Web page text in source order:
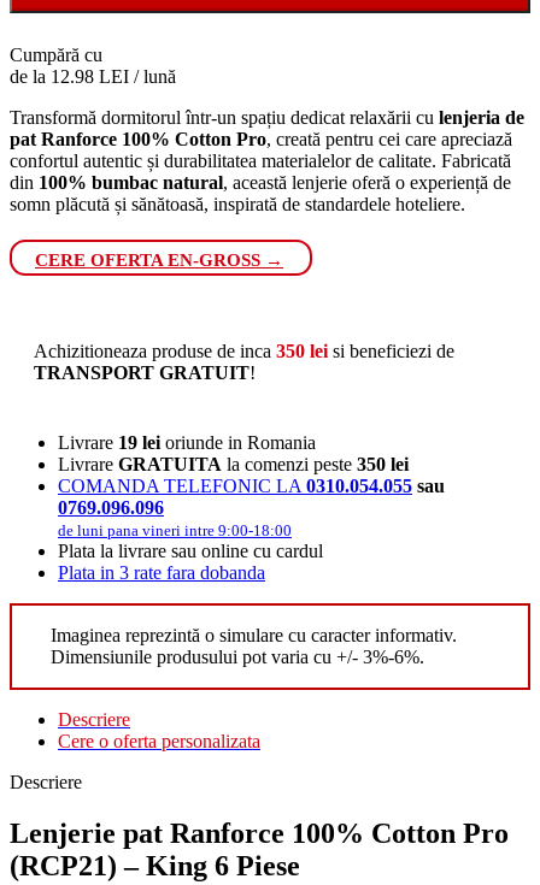
Cumpără cu
de la 12.98 LEI / lună
Transformă dormitorul într-un spațiu dedicat relaxării cu lenjeria de
pat Ranforce 100% Cotton Pro, creată pentru cei care apreciază
confortul autentic și durabilitatea materialelor de calitate. Fabricată
din 100% bumbac natural, această lenjerie oferă o experiență de
somn plăcută și sănătoasă, inspirată de standardele hoteliere.
CERE OFERTA EN-GROSS →
Achizitioneaza produse de inca 350 lei si beneficiezi de
TRANSPORT GRATUIT!
Livrare 19 lei oriunde in Romania
Livrare GRATUITA la comenzi peste 350 lei
COMANDA TELEFONIC LA 0310.054.055 sau
0769.096.096
de luni pana vineri intre 9:00-18:00
Plata la livrare sau online cu cardul
Plata in 3 rate fara dobanda
Imaginea reprezintă o simulare cu caracter informativ.
Dimensiunile produsului pot varia cu +/- 3%-6%.
Descriere
Cere o oferta personalizata
Descriere
Lenjerie pat Ranforce 100% Cotton Pro
(RCP21) – King 6 Piese